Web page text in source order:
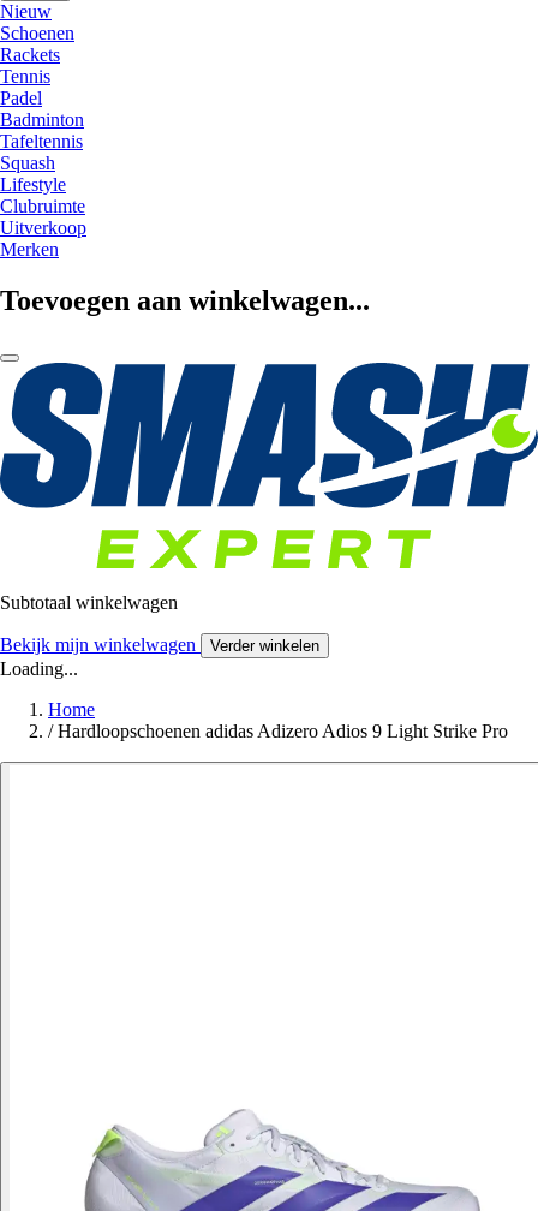
Nieuw
Schoenen
Rackets
Tennis
Padel
Badminton
Tafeltennis
Squash
Lifestyle
Clubruimte
Uitverkoop
Merken
Toevoegen aan winkelwagen...
Subtotaal winkelwagen
Bekijk mijn winkelwagen Verder winkelen
Loading...
Home
/ Hardloopschoenen adidas Adizero Adios 9 Light Strike Pro